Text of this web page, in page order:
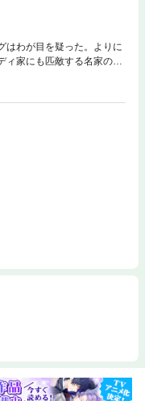
はわが目を疑った。よりに
家にも匹敵する名家のひ
で結ばれ、娘ケイティが生
んメグも伝えるつもりはな
いてくる。けたはずれの富
嚇し圧倒した。もう彼に